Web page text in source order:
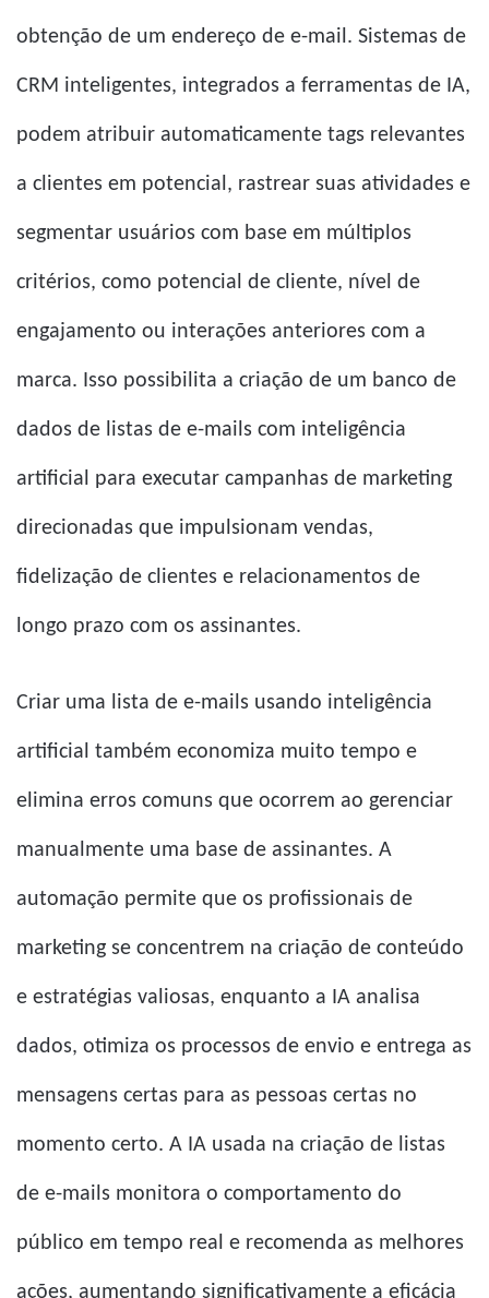
obtenção de um endereço de e-mail. Sistemas de
CRM inteligentes, integrados a ferramentas de IA,
podem atribuir automaticamente tags relevantes
a clientes em potencial, rastrear suas atividades e
segmentar usuários com base em múltiplos
critérios, como potencial de cliente, nível de
engajamento ou interações anteriores com a
marca. Isso possibilita a criação de um banco de
dados de listas de e-mails com inteligência
artificial para executar campanhas de marketing
direcionadas que impulsionam vendas,
fidelização de clientes e relacionamentos de
longo prazo com os assinantes.
Criar uma lista de e-mails usando inteligência
artificial também economiza muito tempo e
elimina erros comuns que ocorrem ao gerenciar
manualmente uma base de assinantes. A
automação permite que os profissionais de
marketing se concentrem na criação de conteúdo
e estratégias valiosas, enquanto a IA analisa
dados, otimiza os processos de envio e entrega as
mensagens certas para as pessoas certas no
momento certo. A IA usada na criação de listas
de e-mails monitora o comportamento do
público em tempo real e recomenda as melhores
ações, aumentando significativamente a eficácia